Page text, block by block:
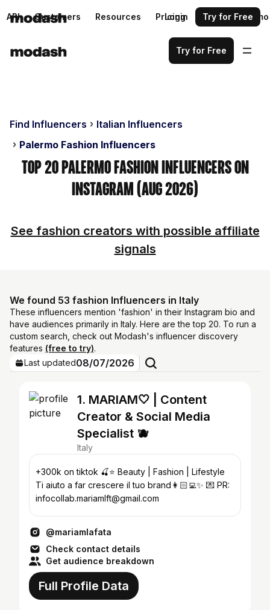
API Customers Resources Pricing Request a demo
Login Try for Free
Try for Free
Find Influencers
Italian Influencers
Palermo Fashion Influencers
Top 20 Palermo Fashion Influencers on
Instagram (Aug 2026)
See fashion creators with possible affiliate
signals
We found 53 fashion Influencers in Italy
These influencers mention 'fashion' in their Instagram bio and
have audiences primarily in Italy. Here are the top 20. To run a
custom search, check out Modash's influencer discovery
features (free to try).
Last updated08/07/2026
1. MARIAM🤍 | Content
Creator & Social Media
Specialist 🫐
Italy
+300k on tiktok 🍒⭐️ Beauty | Fashion | Lifestyle
Ti aiuto a far crescere il tuo brand👩🏻‍💻✨ 💌 PR:
infocollab.mariamlft@gmail.com
@mariamlafata
Check contact details
Get audience breakdown
Full Profile Data